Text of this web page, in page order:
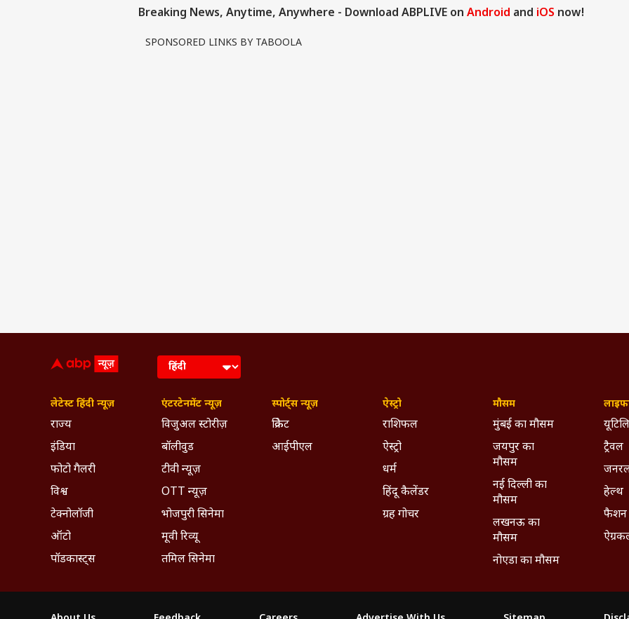
Breaking News, Anytime, Anywhere - Download ABPLIVE on Android and iOS now!
SPONSORED LINKS BY TABOOLA
लेटेस्ट हिंदी न्यूज़
राज्य
इंडिया
फोटो गैलरी
विश्व
टेक्नोलॉजी
ऑटो
पॉडकास्ट्स
एंटरटेनमेंट न्यूज़
विजुअल स्टोरीज़
बॉलीवुड
टीवी न्यूज़
OTT न्यूज़
भोजपुरी सिनेमा
मूवी रिव्यू
तमिल सिनेमा
स्पोर्ट्स न्यूज़
क्रिकेट
आईपीएल
ऐस्ट्रो
राशिफल
ऐस्ट्रो
धर्म
हिंदू कैलेंडर
ग्रह गोचर
मौसम
मुंबई का मौसम
जयपुर का
मौसम
नई दिल्ली का
मौसम
लखनऊ का
मौसम
नोएडा का मौसम
ट्रैवल
हेल्थ
फैशन